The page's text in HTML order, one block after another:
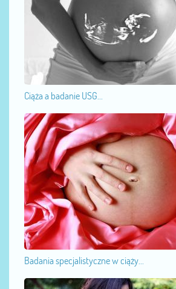
Ciąża a badanie USG...
Badania specjalistyczne w ciąży...